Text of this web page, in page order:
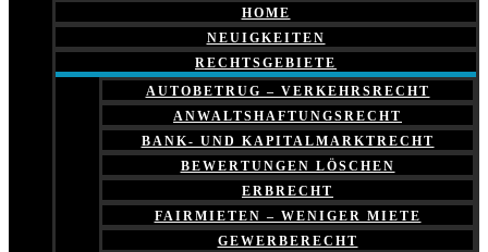
HOME
NEUIGKEITEN
RECHTSGEBIETE
AUTOBETRUG – VERKEHRSRECHT
ANWALTSHAFTUNGSRECHT
BANK- UND KAPITALMARKTRECHT
BEWERTUNGEN LÖSCHEN
ERBRECHT
FAIRMIETEN – WENIGER MIETE
GEWERBERECHT